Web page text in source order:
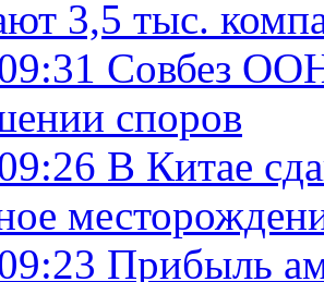
3,5 тыс.
Совбез
споров
В Китае
Прибыль